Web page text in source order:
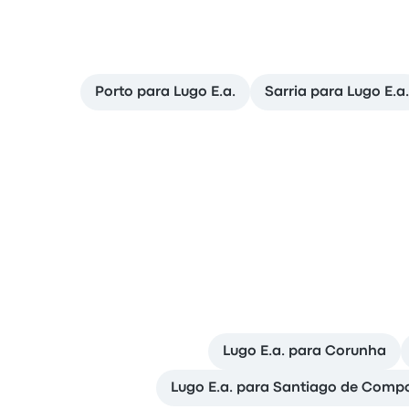
Porto para Lugo E.a. Sarria para Lugo E.a.
Lugo E.a. para Corunha
Lugo E.a. para Santiago de